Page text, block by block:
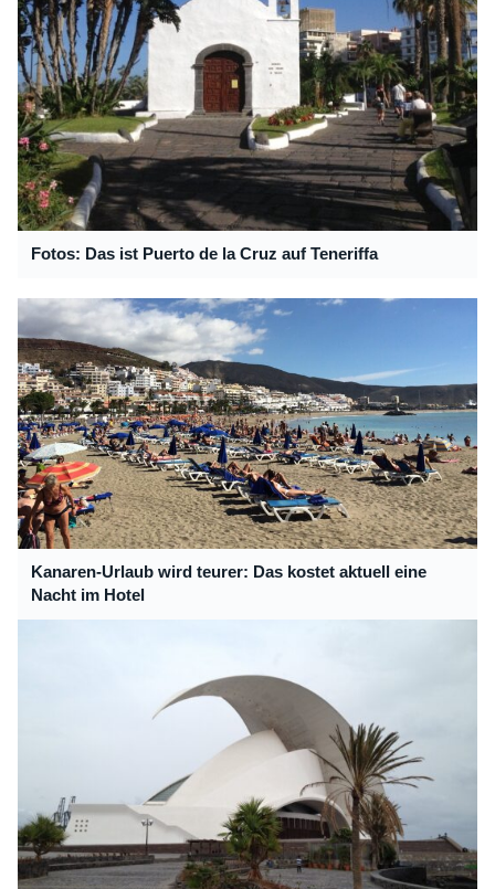
Fotos: Das ist Puerto de la Cruz auf Teneriffa
Kanaren-Urlaub wird teurer: Das kostet aktuell eine
Nacht im Hotel